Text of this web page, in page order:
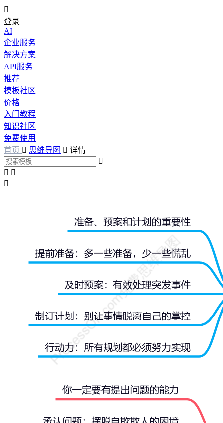

登录
AI
企业服务
解决方案
API服务
推荐
模板社区
价格
入门教程
知识社区
免费使用
首页  思维导图  详情

 
